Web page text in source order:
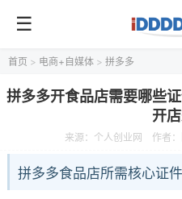
首页 > 电商+自媒体 > 拼多多
拼多多开食品店需要哪些
开
来源： 个人创业网 作者
拼多多食品店所需核心证件